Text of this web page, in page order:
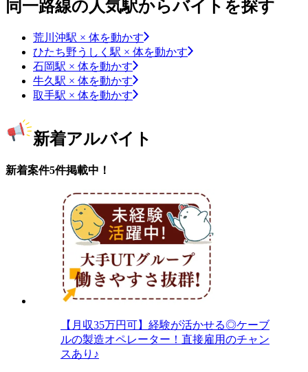
同一路線の人気駅からバイトを探す
荒川沖駅 × 体を動かす
ひたち野うしく駅 × 体を動かす
石岡駅 × 体を動かす
牛久駅 × 体を動かす
取手駅 × 体を動かす
新着アルバイト
新着案件5件掲載中！
【月収35万円可】経験が活かせる◎ケーブ
ルの製造オペレーター！直接雇用のチャン
スあり♪